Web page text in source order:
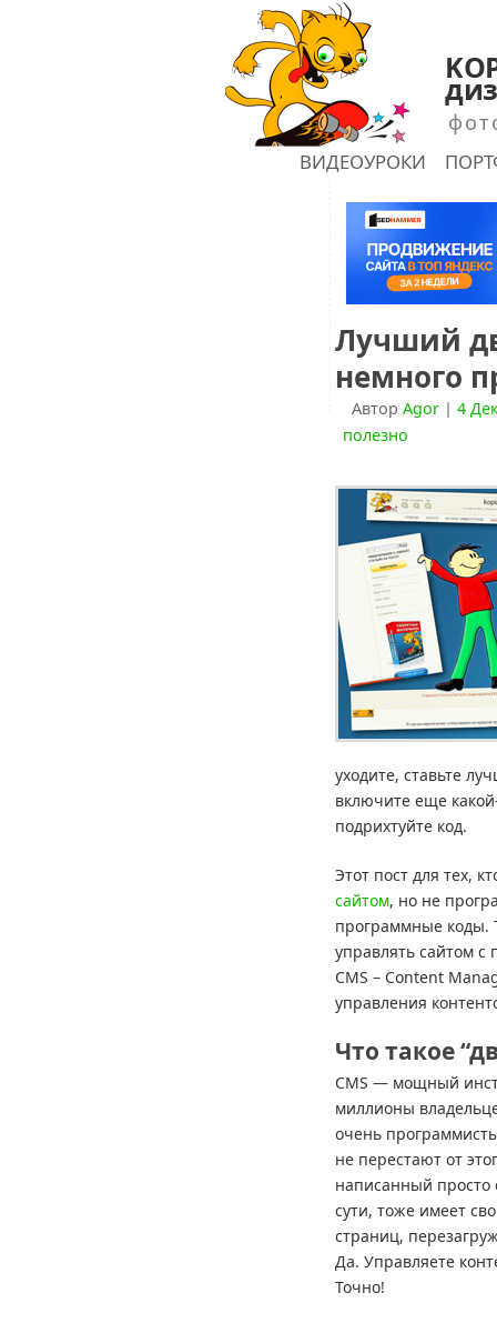
ВИДЕОУРОКИ
Лучший
немного
Автор Agor | 4
полезно
уходите, ставьте
включите еще
подрихтуйте код.
Этот пост для тех,
сайтом, но не
программные коды.
управлять сайтом
CMS – Content
управления
Что такое
CMS — мощный
миллионы
очень
не перестают от
написанный просто
сути, тоже имеет
страниц,
Да. Управляете
Точно!